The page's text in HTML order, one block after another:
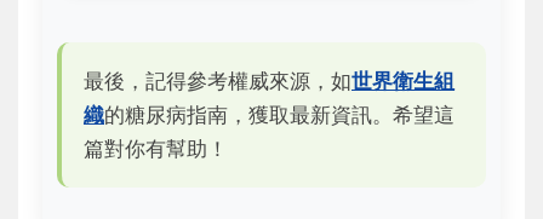
最後，記得參考權威來源，如世界衛生組
織的糖尿病指南，獲取最新資訊。希望這
篇對你有幫助！